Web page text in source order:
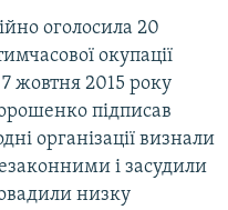
оголосила 20
окупації
жовтня 2015 року
підписав
організації визнали
і засудили
низку